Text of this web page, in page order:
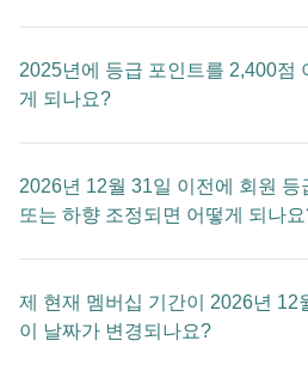
2025년에 등급 포인트를 2,400점
게 되나요?
2026년 12월 31일 이전에 회원
또는 하향 조정되면 어떻게 되나
제 현재 멤버십 기간이 2026년 12
이 날짜가 변경되나요?